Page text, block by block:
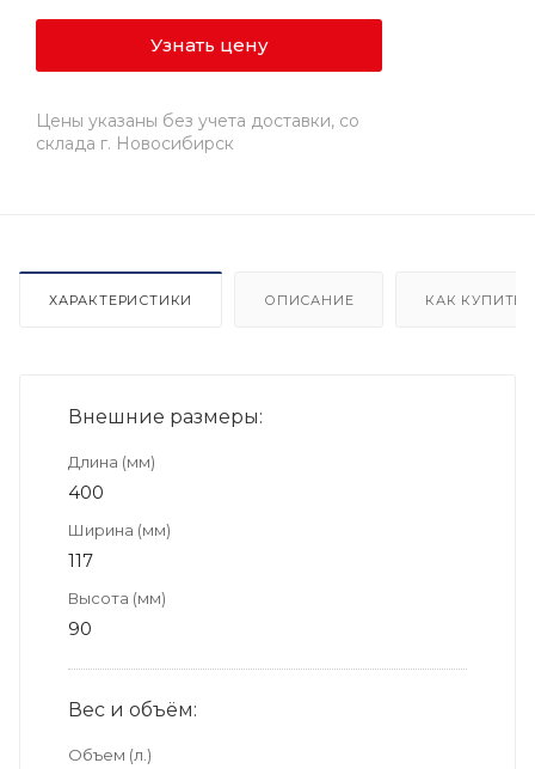
Узнать цену
Цены указаны без учета доставки, со
склада г. Новосибирск
ХАРАКТЕРИСТИКИ ОПИСАНИЕ КАК КУПИТЬ
Внешние размеры:
Длина (мм)
400
Ширина (мм)
117
Высота (мм)
90
Вес и объём:
Объем (л.)